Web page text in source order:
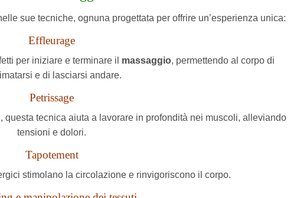
sue tecniche, ognuna progettata per offrire un’esperienza unica:
Effleurage
per iniziare e terminare il massaggio, permettendo al corpo di
e di lasciarsi andare.
Petrissage
tecnica aiuta a lavorare in profondità nei muscoli, alleviando
tensioni e dolori.
Tapotement
stimolano la circolazione e rinvigoriscono il corpo.